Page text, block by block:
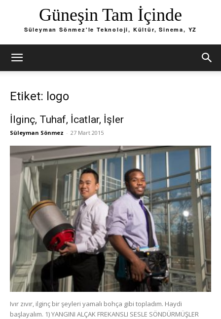
Güneşin Tam İçinde
Süleyman Sönmez'le Teknoloji, Kültür, Sinema, YZ
Etiket: logo
İlginç, Tuhaf, İcatlar, İşler
Süleyman Sönmez - 27 Mart 2015
Ivır zıvır, ilginç bir şeyleri yamalı bohça gibi topladım. Haydi
başlayalım. 1) YANGINI ALÇAK FREKANSLI SESLE SÖNDÜRMÜŞLER